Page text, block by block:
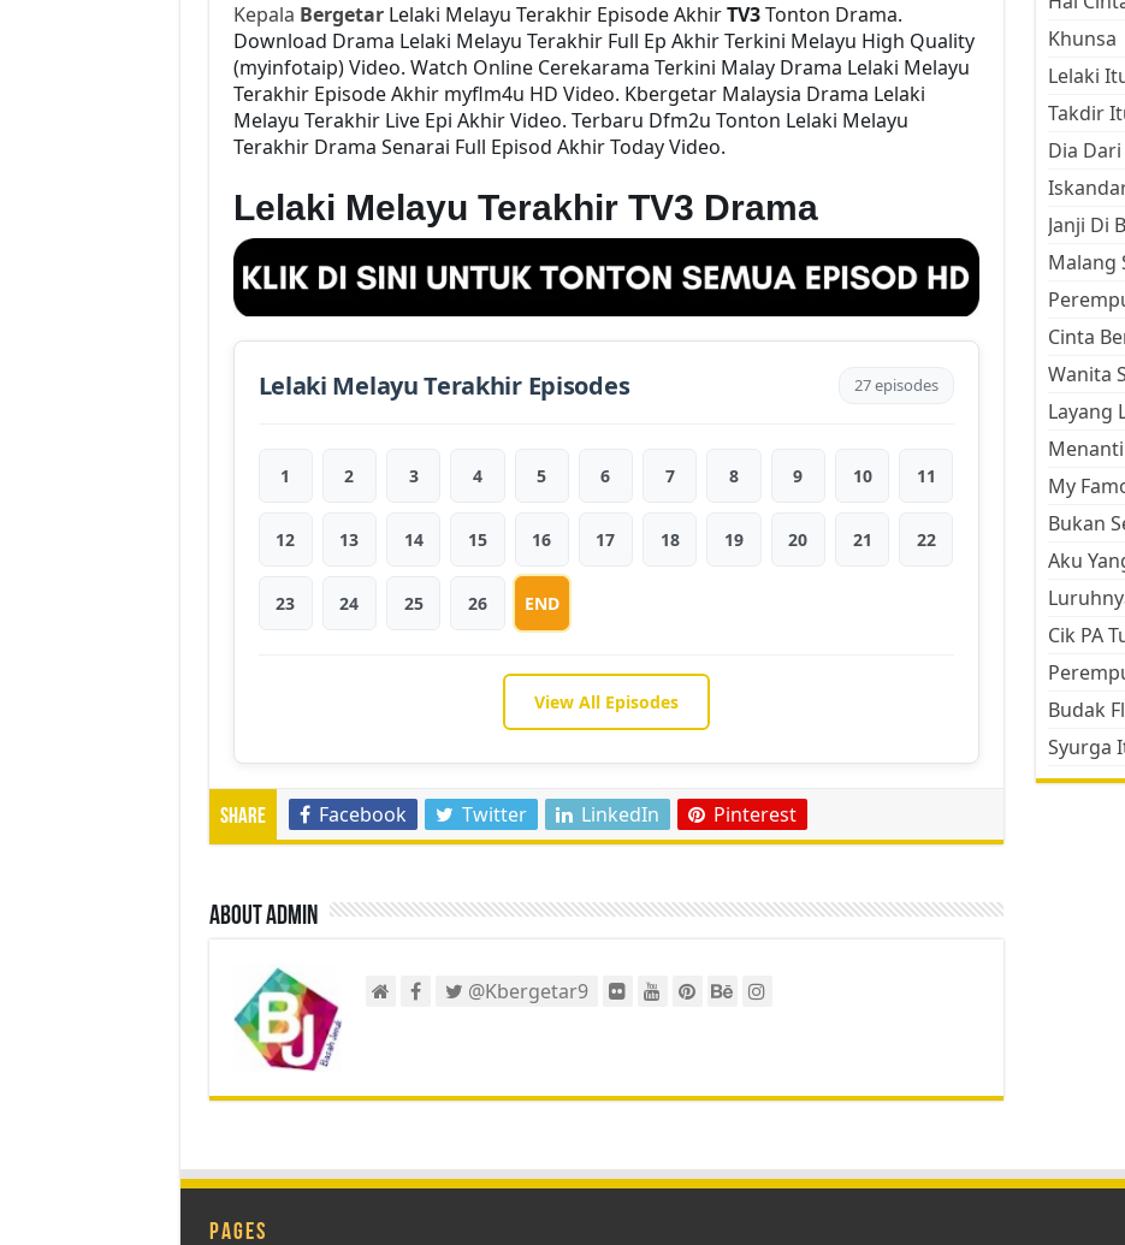
Kepala BergetarLelaki Melayu Terakhir Episode AkhirTV3Tonton Drama.
Download Drama Lelaki Melayu Terakhir Full Ep Akhir Terkini Melayu High Quality
(myinfotaip) Video. Watch Online Cerekarama Terkini Malay Drama Lelaki Melayu
Terakhir Episode Akhir myflm4u HD Video. Kbergetar Malaysia Drama Lelaki
Melayu Terakhir Live Epi Akhir Video. Terbaru Dfm2u Tonton Lelaki Melayu
Terakhir Drama Senarai Full Episod Akhir Today Video.
Lelaki Melayu Terakhir TV3 Drama
Lelaki Melayu Terakhir Episodes 27 episodes
1 2 3 4 5 6 7 8 9 10 11
12 13 14 15 16 17 18 19 20 21 22
23 24 25 26 END
View All Episodes
Share Facebook Twitter LinkedIn Pinterest
About admin
@Kbergetar9
Khunsa
Lelaki
Takdir
Dia
Janji Di
Malang
Cinta
Wanita
Layang
My
Bukan
Aku
Cik PA
Budak
Syurga
Pages